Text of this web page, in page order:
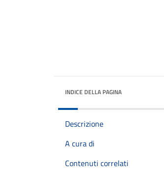
INDICE DELLA PAGINA
Descrizione
A cura di
Contenuti correlati